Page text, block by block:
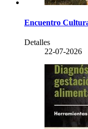
Encuentro
Detalles
22-07-2026